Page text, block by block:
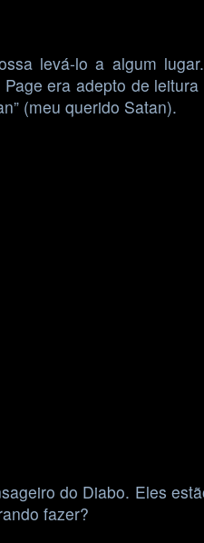
levá-lo a algum
era adepto de
(meu querido Satan).
do Diabo. Eles
fazer?